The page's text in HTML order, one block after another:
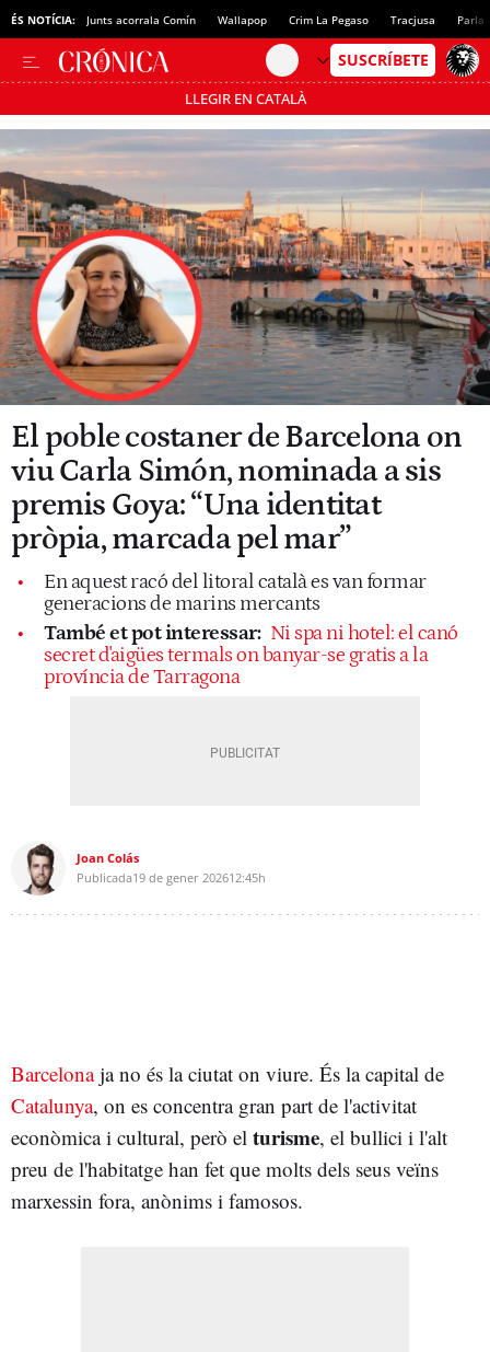
ÉS NOTÍCIA: Junts acorrala Comín Wallapop Crim La Pegaso Tracjusa Parla
LLEGIR EN CATALÀ
Passa’t al mode estalvi
El poble costaner de Barcelona on
viu Carla Simón, nominada a sis
premis Goya: “Una identitat
pròpia, marcada pel mar”
En aquest racó del litoral català es van formar
generacions de marins mercants
També et pot interessar: Ni spa ni hotel: el canó
secret d'aigües termals on banyar-se gratis a la
província de Tarragona
Joan Colás
Publicada19 de gener 202612:45h
Barcelonaja no és la ciutat on viure. És la capital de
Catalunya, on es concentra gran part de l'activitat
econòmica i cultural, però el turisme, el bullici i l'alt
preu de l'habitatge han fet que molts dels seus veïns
marxessin fora, anònims i famosos.